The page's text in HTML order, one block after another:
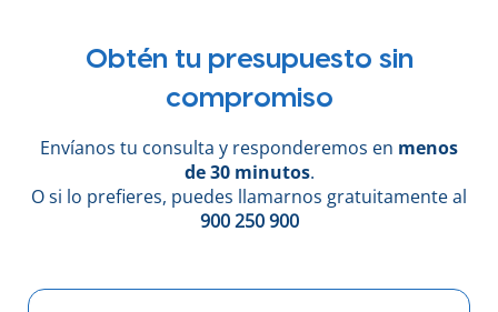
Obtén tu presupuesto sin
compromiso
Envíanos tu consulta y responderemos en menos
de 30 minutos.
O si lo prefieres, puedes llamarnos gratuitamente al
900 250 900